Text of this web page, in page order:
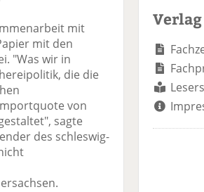
mit
mit den
"Was wir in
die die
von
sagte
des schleswig-
Verlag